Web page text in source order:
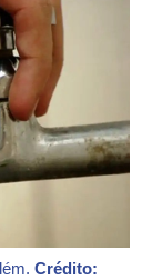
Crédito: